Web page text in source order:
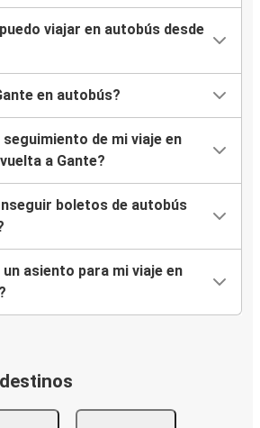
viajar en autobús desde
en autobús?
de mi viaje en
a Gante?
boletos de autobús
asiento para mi viaje en